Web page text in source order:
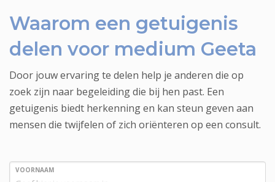
Waarom een getuigenis
delen voor medium Geeta
Door jouw ervaring te delen help je anderen die op
zoek zijn naar begeleiding die bij hen past. Een
getuigenis biedt herkenning en kan steun geven aan
mensen die twijfelen of zich oriënteren op een consult.
VOORNAAM